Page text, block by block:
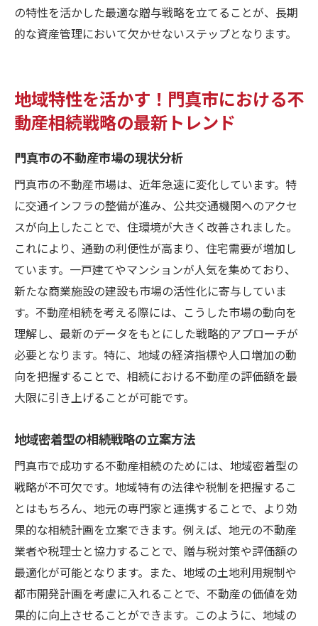
の特性を活かした最適な贈与戦略を立てることが、長期
的な資産管理において欠かせないステップとなります。
地域特性を活かす！門真市における不
動産相続戦略の最新トレンド
門真市の不動産市場の現状分析
門真市の不動産市場は、近年急速に変化しています。特
に交通インフラの整備が進み、公共交通機関へのアクセ
スが向上したことで、住環境が大きく改善されました。
これにより、通勤の利便性が高まり、住宅需要が増加し
ています。一戸建てやマンションが人気を集めており、
新たな商業施設の建設も市場の活性化に寄与していま
す。不動産相続を考える際には、こうした市場の動向を
理解し、最新のデータをもとにした戦略的アプローチが
必要となります。特に、地域の経済指標や人口増加の動
向を把握することで、相続における不動産の評価額を最
大限に引き上げることが可能です。
地域密着型の相続戦略の立案方法
門真市で成功する不動産相続のためには、地域密着型の
戦略が不可欠です。地域特有の法律や税制を把握するこ
とはもちろん、地元の専門家と連携することで、より効
果的な相続計画を立案できます。例えば、地元の不動産
業者や税理士と協力することで、贈与税対策や評価額の
最適化が可能となります。また、地域の土地利用規制や
都市開発計画を考慮に入れることで、不動産の価値を効
果的に向上させることができます。このように、地域の